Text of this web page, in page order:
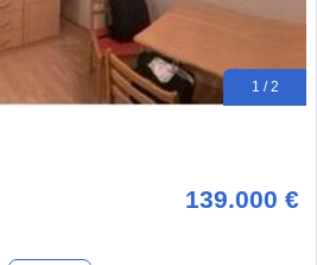
1 / 2
139.000 €